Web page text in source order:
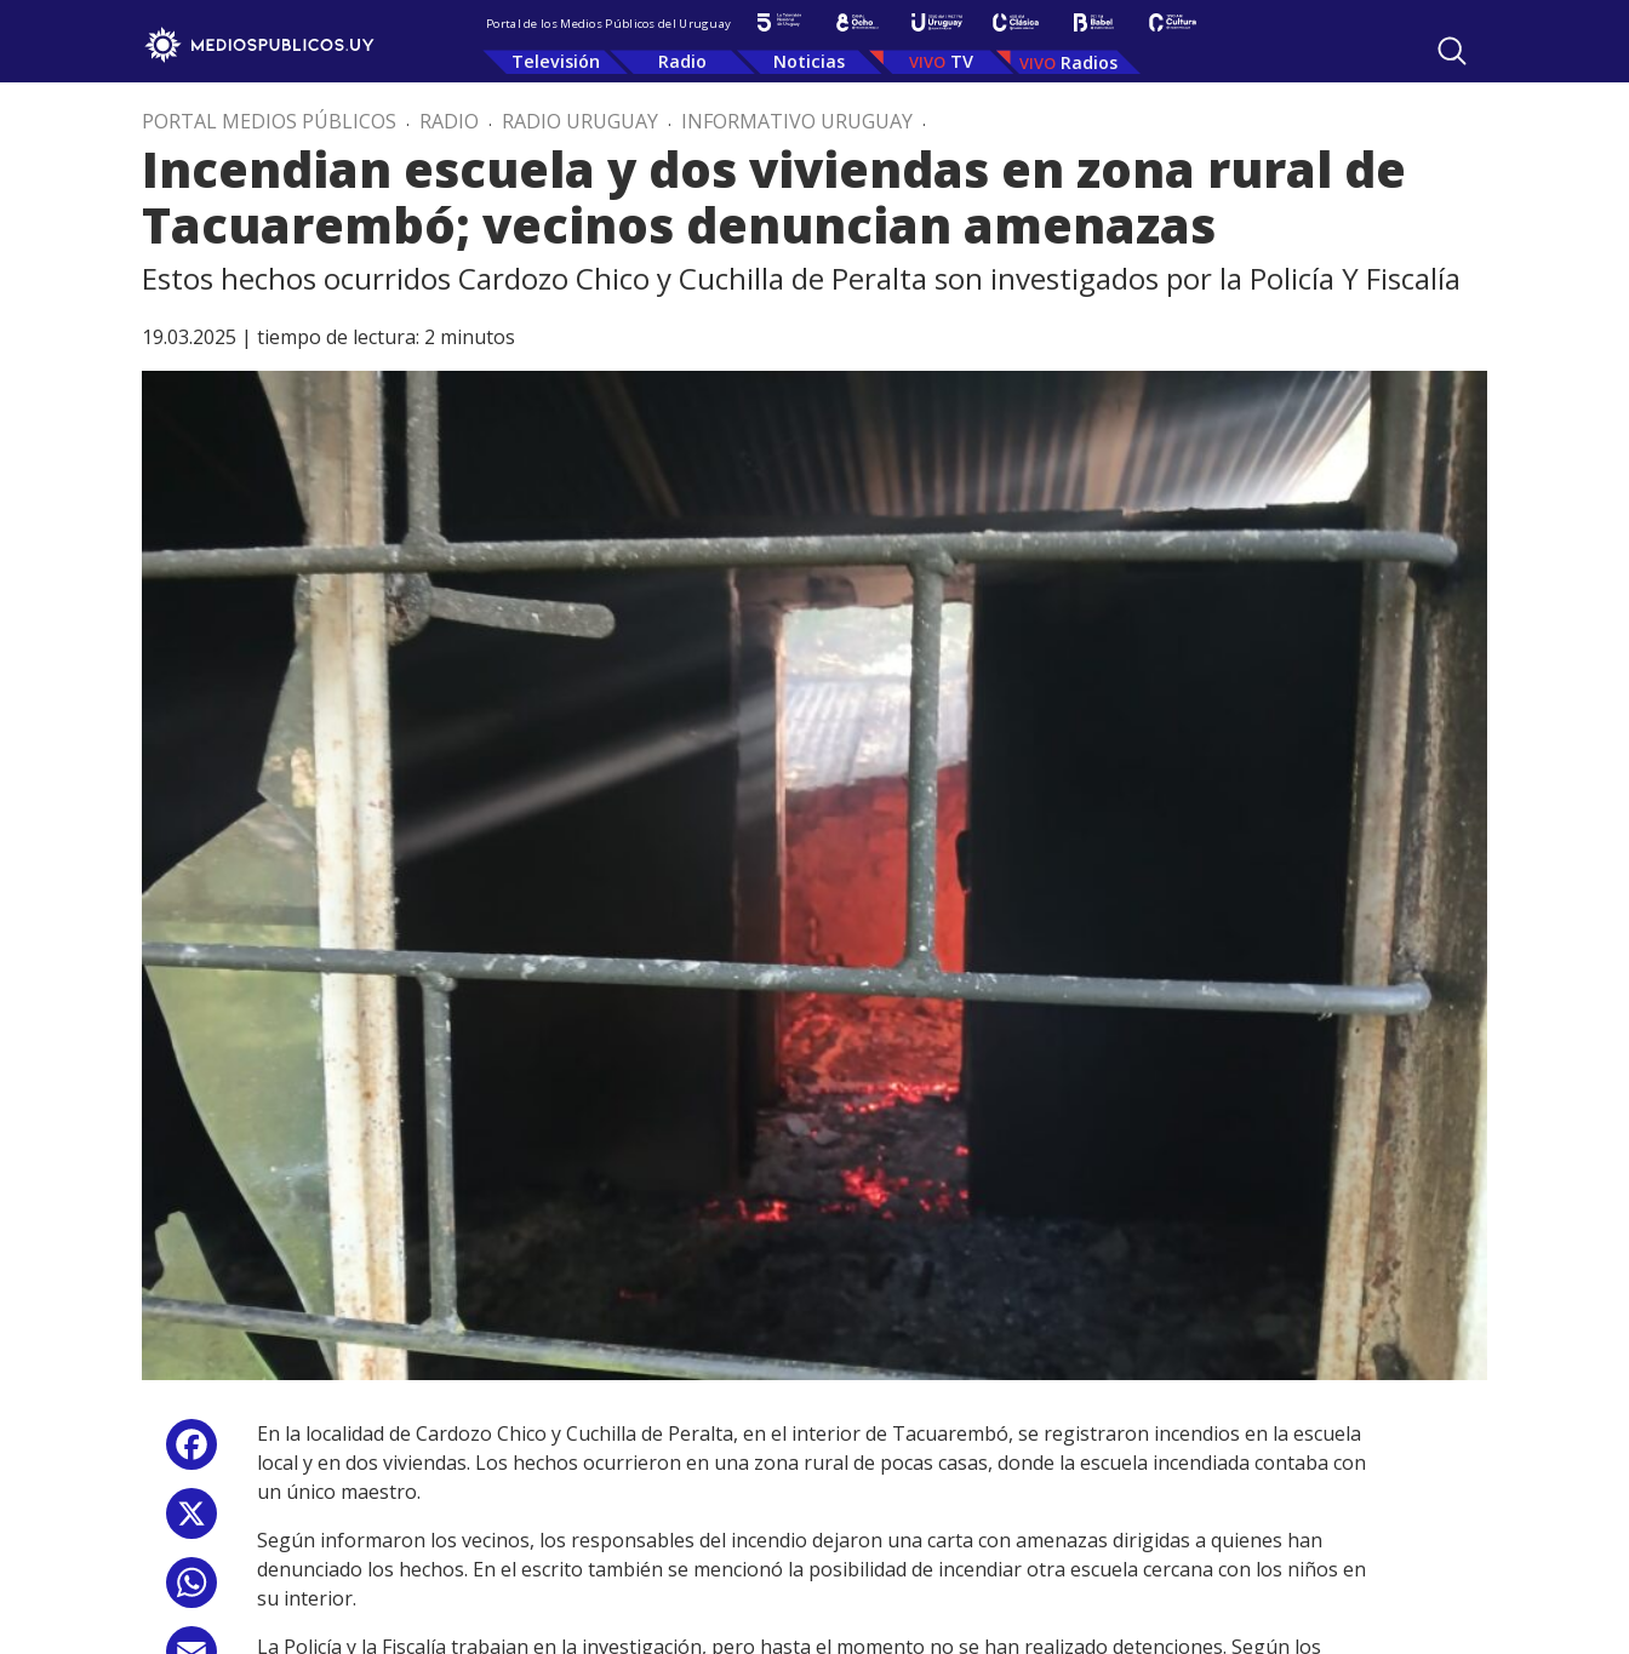
Portal de los Medios Públicos del Uruguay
Televisión Radio Noticias TV Radios
PORTAL MEDIOS PÚBLICOS . RADIO . RADIO URUGUAY . INFORMATIVO URUGUAY .
Incendian escuela y dos viviendas en zona rural de
Tacuarembó; vecinos denuncian amenazas
Estos hechos ocurridos Cardozo Chico y Cuchilla de Peralta son investigados por la Policía Y Fiscalía
19.03.2025 | tiempo de lectura: 2 minutos
Facebook
WhatsApp
En la localidad de Cardozo Chico y Cuchilla de Peralta, en el interior de Tacuarembó, se registraron incendios en la escuela
local y en dos viviendas. Los hechos ocurrieron en una zona rural de pocas casas, donde la escuela incendiada contaba con
un único maestro.
Según informaron los vecinos, los responsables del incendio dejaron una carta con amenazas dirigidas a quienes han
denunciado los hechos. En el escrito también se mencionó la posibilidad de incendiar otra escuela cercana con los niños en
su interior.
La Policía y la Fiscalía trabajan en la investigación, pero hasta el momento no se han realizado detenciones. Según los